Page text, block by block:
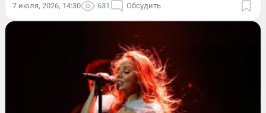
7 июля, 2026, 14:30 631 Обсудить